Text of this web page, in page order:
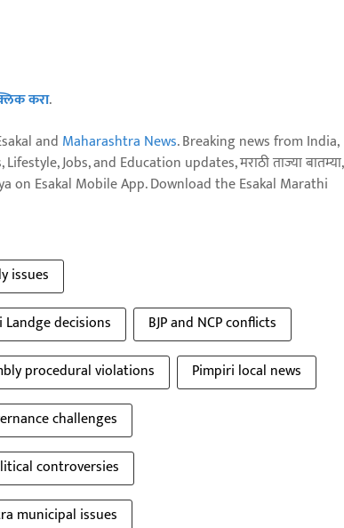
करा.
and Maharashtra News. Breaking news from India,
Jobs, and Education updates, मराठी ताज्या बातम्या,
on Esakal Mobile App. Download the Esakal Marathi
issues
Landge decisions
BJP and NCP conflicts
procedural violations
Pimpiri local news
challenges
controversies
municipal issues